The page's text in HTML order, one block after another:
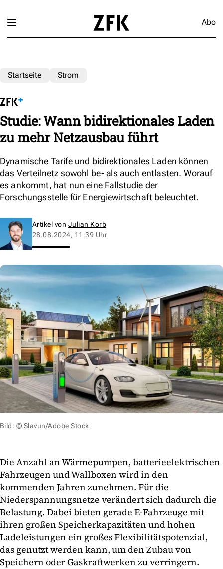
Abo
Startseite Strom
Studie: Wann bidirektionales Laden
zu mehr Netzausbau führt
Dynamische Tarife und bidirektionales Laden können
das Verteilnetz sowohl be- als auch entlasten. Worauf
es ankommt, hat nun eine Fallstudie der
Forschungsstelle für Energiewirtschaft beleuchtet.
Artikel von Julian Korb
28.08.2024, 11:39 Uhr
Bild: © Slavun/Adobe Stock
Die Anzahl an Wärmepumpen, batterieelektrischen
Fahrzeugen und Wallboxen wird in den
kommenden Jahren zunehmen. Für die
Niederspannungsnetze verändert sich dadurch die
Belastung. Dabei bieten gerade E-Fahrzeuge mit
ihren großen Speicherkapazitäten und hohen
Ladeleistungen ein großes Flexibilitätspotenzial,
das genutzt werden kann, um den Zubau von
Speichern oder Gaskraftwerken zu verringern.